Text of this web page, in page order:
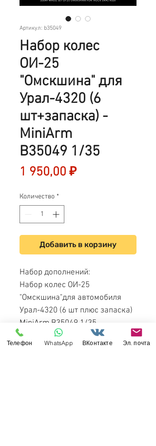
Артикул: b35049
Набор колес
ОИ-25
"Омскшина" для
Урал-4320 (6
шт+запаска) -
MiniArm
B35049 1/35
1 950,00 ₽Цена
Количество *
Добавить в корзину
Набор дополнений:
Набор колес ОИ-25
"Омскшина"для автомобиля
Урал-4320 (6 шт плюс запаска)
MiniArm B35049 1/35
Подойдет для наборов сборных
Телефон WhatsApp ВКонтакте Эл. почта